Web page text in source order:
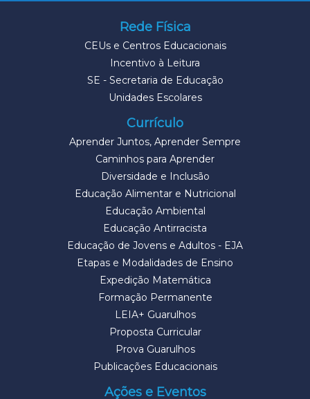
Rede Física
CEUs e Centros Educacionais
Incentivo à Leitura
SE - Secretaria de Educação
Unidades Escolares
Currículo
Aprender Juntos, Aprender Sempre
Caminhos para Aprender
Diversidade e Inclusão
Educação Alimentar e Nutricional
Educação Ambiental
Educação Antirracista
Educação de Jovens e Adultos - EJA
Etapas e Modalidades de Ensino
Expedição Matemática
Formação Permanente
LEIA+ Guarulhos
Proposta Curricular
Prova Guarulhos
Publicações Educacionais
Ações e Eventos